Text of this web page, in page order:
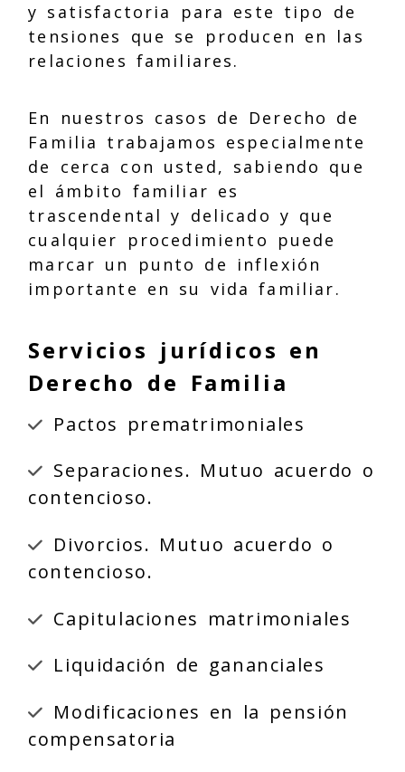
y satisfactoria para este tipo de
tensiones que se producen en las
relaciones familiares.
En nuestros casos de Derecho de
Familia trabajamos especialmente
de cerca con usted, sabiendo que
el ámbito familiar es
trascendental y delicado y que
cualquier procedimiento puede
marcar un punto de inflexión
importante en su vida familiar.
Servicios jurídicos en
Derecho de Familia
Pactos prematrimoniales
Separaciones. Mutuo acuerdo o
contencioso.
Divorcios. Mutuo acuerdo o
contencioso.
Capitulaciones matrimoniales
Liquidación de gananciales
Modificaciones en la pensión
compensatoria